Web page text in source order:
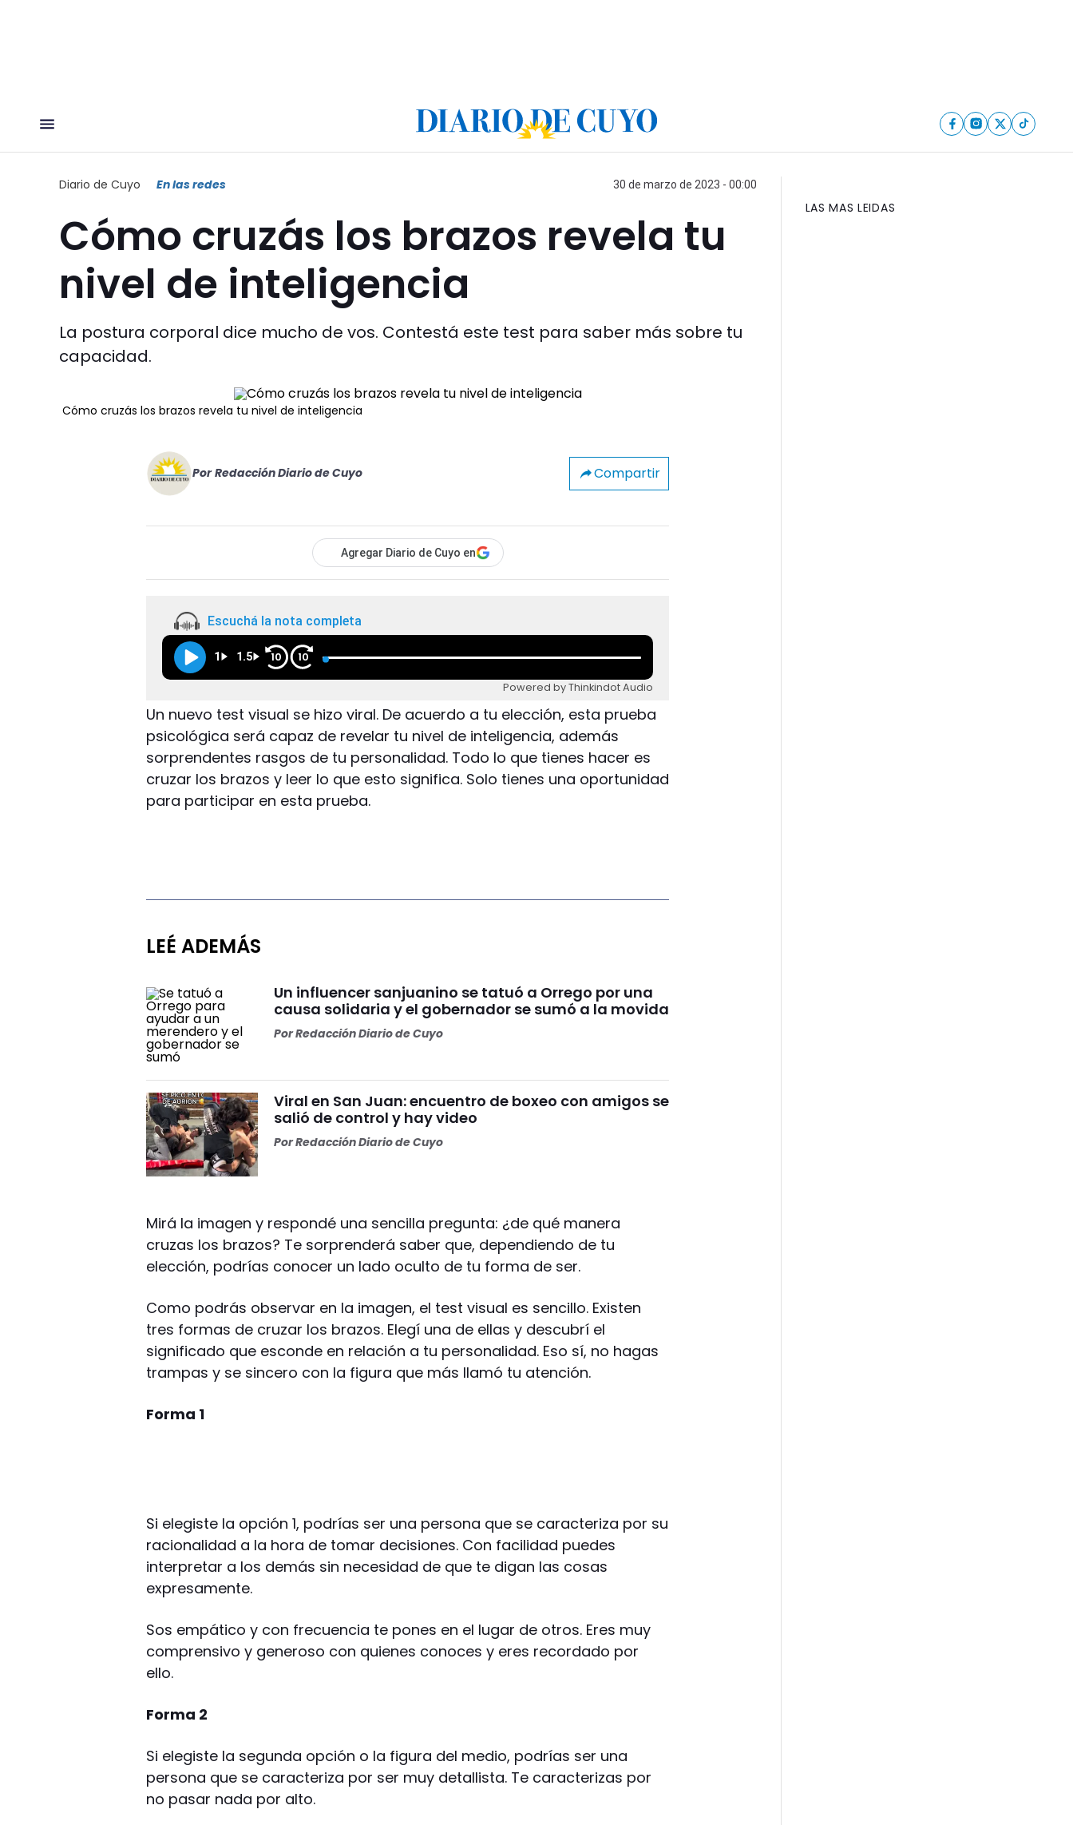
Diario de Cuyo En las redes 30 de marzo de 2023 - 00:00
Cómo cruzás los brazos revela tu
nivel de inteligencia
La postura corporal dice mucho de vos. Contestá este test para saber más sobre tu
capacidad.
Cómo cruzás los brazos revela tu nivel de inteligencia
Por Redacción Diario de Cuyo Compartir
Agregar Diario de Cuyo en
Escuchá la nota completa
1 1.5 10 10
Powered by Thinkindot Audio
Un nuevo test visual se hizo viral. De acuerdo a tu elección, esta prueba
psicológica será capaz de revelar tu nivel de inteligencia, además
sorprendentes rasgos de tu personalidad. Todo lo que tienes hacer es
cruzar los brazos y leer lo que esto significa. Solo tienes una oportunidad
para participar en esta prueba.
LEÉ ADEMÁS
Un influencer sanjuanino se tatuó a Orrego por una
causa solidaria y el gobernador se sumó a la movida
PorRedacción Diario de Cuyo
Viral en San Juan: encuentro de boxeo con amigos se
salió de control y hay video
PorRedacción Diario de Cuyo
Mirá la imagen y respondé una sencilla pregunta: ¿de qué manera
cruzas los brazos? Te sorprenderá saber que, dependiendo de tu
elección, podrías conocer un lado oculto de tu forma de ser.
Como podrás observar en la imagen, el test visual es sencillo. Existen
tres formas de cruzar los brazos. Elegí una de ellas y descubrí el
significado que esconde en relación a tu personalidad. Eso sí, no hagas
trampas y se sincero con la figura que más llamó tu atención.
Forma 1
Si elegiste la opción 1, podrías ser una persona que se caracteriza por su
racionalidad a la hora de tomar decisiones. Con facilidad puedes
interpretar a los demás sin necesidad de que te digan las cosas
expresamente.
Sos empático y con frecuencia te pones en el lugar de otros. Eres muy
comprensivo y generoso con quienes conoces y eres recordado por
ello.
Forma 2
Si elegiste la segunda opción o la figura del medio, podrías ser una
persona que se caracteriza por ser muy detallista. Te caracterizas por
no pasar nada por alto.
LAS MAS LEIDAS